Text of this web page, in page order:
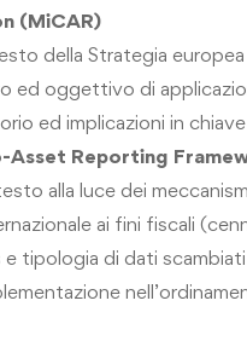
(MiCAR)
della Strategia europea
ed oggettivo di
ed implicazioni in
Asset Reporting
alla luce dei
ai fini fiscali
tipologia di dati scambiati